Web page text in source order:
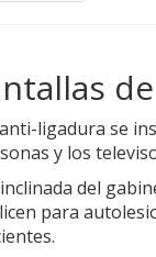
ligadura se
y los
del
para